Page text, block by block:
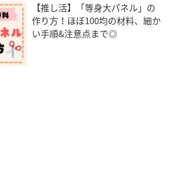
【推し活】「等身大パネル」の
作り方！ほぼ100均の材料、細か
い手順&注意点まで◎